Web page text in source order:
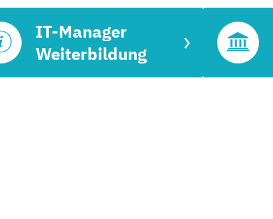
IT-Manager
Weiterbildung